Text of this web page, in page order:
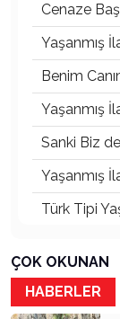
Cenaze
Yaşanmış
Benim
Yaşanmış
Sanki Biz
Yaşanmış
Türk Tipi
Katil Ağaçlar
Keşke
ÇOK OKUNAN
HABERLER